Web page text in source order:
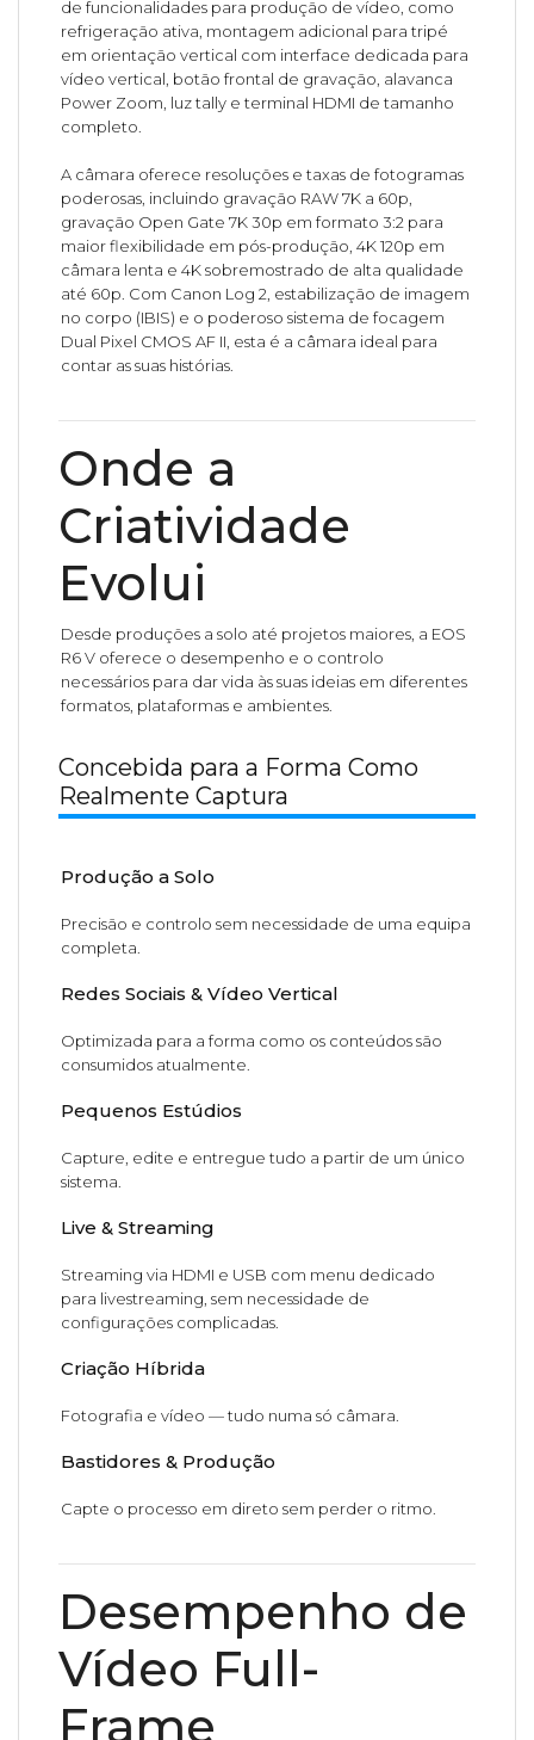
de funcionalidades para produção de vídeo, como
refrigeração ativa, montagem adicional para tripé
em orientação vertical com interface dedicada para
vídeo vertical, botão frontal de gravação, alavanca
Power Zoom, luz tally e terminal HDMI de tamanho
completo.
A câmara oferece resoluções e taxas de fotogramas
poderosas, incluindo gravação RAW 7K a 60p,
gravação Open Gate 7K 30p em formato 3:2 para
maior flexibilidade em pós-produção, 4K 120p em
câmara lenta e 4K sobremostrado de alta qualidade
até 60p. Com Canon Log 2, estabilização de imagem
no corpo (IBIS) e o poderoso sistema de focagem
Dual Pixel CMOS AF II, esta é a câmara ideal para
contar as suas histórias.
Onde a
Criatividade
Evolui
Desde produções a solo até projetos maiores, a EOS
R6 V oferece o desempenho e o controlo
necessários para dar vida às suas ideias em diferentes
formatos, plataformas e ambientes.
Concebida para a Forma Como
Realmente Captura
Produção a Solo
Precisão e controlo sem necessidade de uma equipa
completa.
Redes Sociais & Vídeo Vertical
Optimizada para a forma como os conteúdos são
consumidos atualmente.
Pequenos Estúdios
Capture, edite e entregue tudo a partir de um único
sistema.
Live & Streaming
Streaming via HDMI e USB com menu dedicado
para livestreaming, sem necessidade de
configurações complicadas.
Criação Híbrida
Fotografia e vídeo — tudo numa só câmara.
Bastidores & Produção
Capte o processo em direto sem perder o ritmo.
Desempenho de
Vídeo Full-
Frame